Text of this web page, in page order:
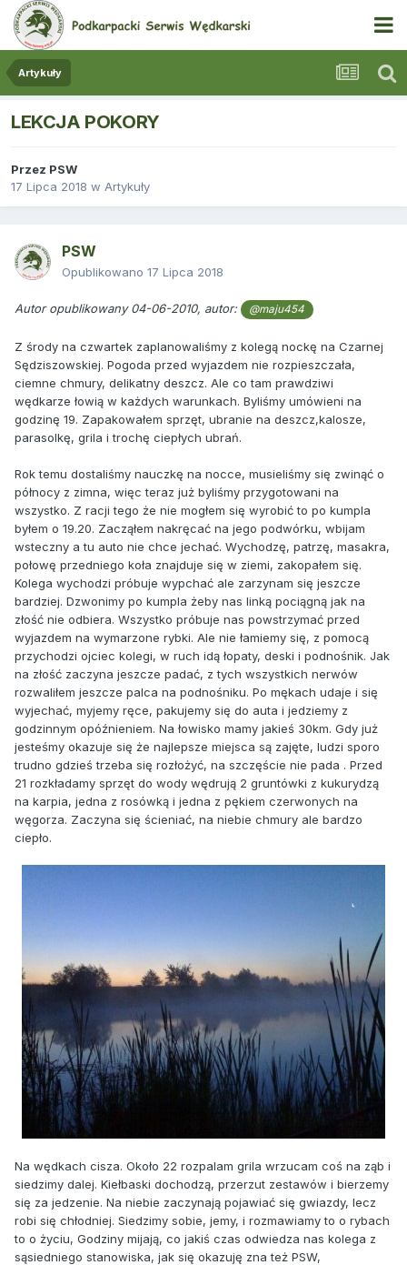
Artykuły
LEKCJA POKORY
Przez PSW
17 Lipca 2018 w Artykuły
PSW
Opublikowano 17 Lipca 2018
Autor opublikowany 04-06-2010, autor: @maju454
Z środy na czwartek zaplanowaliśmy z kolegą nockę na Czarnej
Sędziszowskiej. Pogoda przed wyjazdem nie rozpieszczała,
ciemne chmury, delikatny deszcz. Ale co tam prawdziwi
wędkarze łowią w każdych warunkach. Byliśmy umówieni na
godzinę 19. Zapakowałem sprzęt, ubranie na deszcz,kalosze,
parasolkę, grila i trochę ciepłych ubrań.
Rok temu dostaliśmy nauczkę na nocce, musieliśmy się zwinąć o
północy z zimna, więc teraz już byliśmy przygotowani na
wszystko. Z racji tego że nie mogłem się wyrobić to po kumpla
byłem o 19.20. Zacząłem nakręcać na jego podwórku, wbijam
wsteczny a tu auto nie chce jechać. Wychodzę, patrzę, masakra,
połowę przedniego koła znajduje się w ziemi, zakopałem się.
Kolega wychodzi próbuje wypchać ale zarzynam się jeszcze
bardziej. Dzwonimy po kumpla żeby nas linką pociągną jak na
złość nie odbiera. Wszystko próbuje nas powstrzymać przed
wyjazdem na wymarzone rybki. Ale nie łamiemy się, z pomocą
przychodzi ojciec kolegi, w ruch idą łopaty, deski i podnośnik. Jak
na złość zaczyna jeszcze padać, z tych wszystkich nerwów
rozwaliłem jeszcze palca na podnośniku. Po mękach udaje i się
wyjechać, myjemy ręce, pakujemy się do auta i jedziemy z
godzinnym opóźnieniem. Na łowisko mamy jakieś 30km. Gdy już
jesteśmy okazuje się że najlepsze miejsca są zajęte, ludzi sporo
trudno gdzieś trzeba się rozłożyć, na szczęście nie pada . Przed
21 rozkładamy sprzęt do wody wędrują 2 gruntówki z kukurydzą
na karpia, jedna z rosówką i jedna z pękiem czerwonych na
węgorza. Zaczyna się ścieniać, na niebie chmury ale bardzo
ciepło.
Na wędkach cisza. Około 22 rozpalam grila wrzucam coś na ząb i
siedzimy dalej. Kiełbaski dochodzą, przerzut zestawów i bierzemy
się za jedzenie. Na niebie zaczynają pojawiać się gwiazdy, lecz
robi się chłodniej. Siedzimy sobie, jemy, i rozmawiamy to o rybach
to o życiu, Godziny mijają, co jakiś czas odwiedza nas kolega z
sąsiedniego stanowiska, jak się okazuję zna też PSW,